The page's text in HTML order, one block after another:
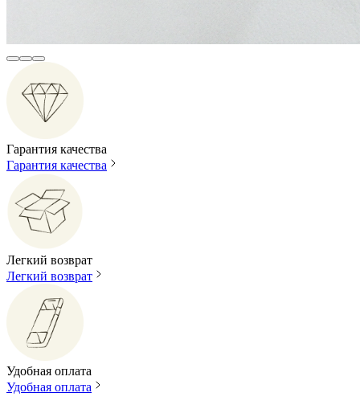
Гарантия качества
Гарантия качества
Легкий возврат
Легкий возврат
Удобная оплата
Удобная оплата